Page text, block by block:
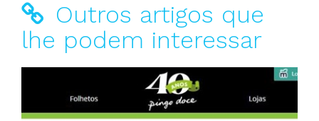
Outros artigos que
lhe podem interessar